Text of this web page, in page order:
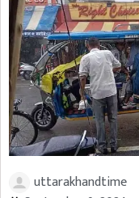
uttarakhandtime